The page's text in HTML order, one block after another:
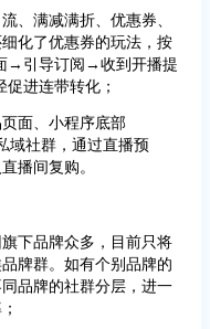
、满减满折、优惠券、
化了优惠券的玩法，按
→引导订阅→收到开播提
进连带转化；
面、小程序底部
域社群，通过直播预
播间复购。
下品牌众多，目前只将
牌群。如有个别品牌的
品牌的社群分层，进一